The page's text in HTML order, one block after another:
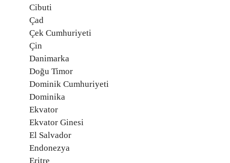
Cibuti
Çad
Çek Cumhuriyeti
Çin
Danimarka
Doğu Timor
Dominik Cumhuriyeti
Dominika
Ekvator
Ekvator Ginesi
El Salvador
Endonezya
Eritre